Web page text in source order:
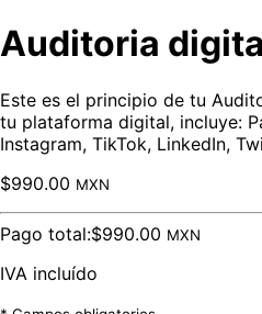
Auditoria
Este es el principio de tu
tu plataforma digital, incluye:
Instagram, TikTok, LinkedIn,
$990.00 MXN
Pago total:$990.00 MXN
IVA incluído